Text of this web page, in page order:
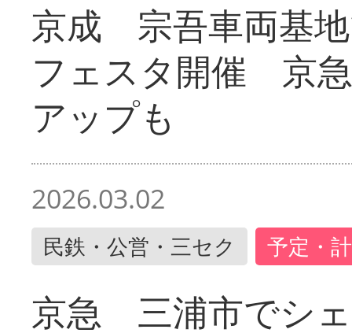
京成 宗吾車両基
フェスタ開催 京
アップも
2026.03.02
民鉄・公営・三セク 予定・
京急 三浦市でシ